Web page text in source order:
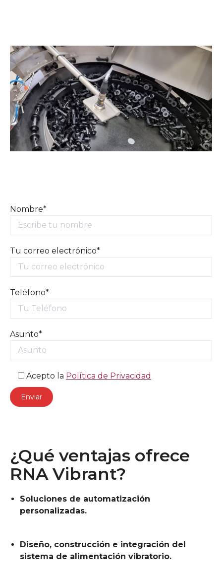
Nombre*
Tu correo electrónico*
Teléfono*
Asunto*
Acepto la Política de Privacidad
¿Qué ventajas ofrece
RNA Vibrant?
Soluciones de automatización
personalizadas.
Diseño, construcción e integración del
sistema de alimentación vibratorio.